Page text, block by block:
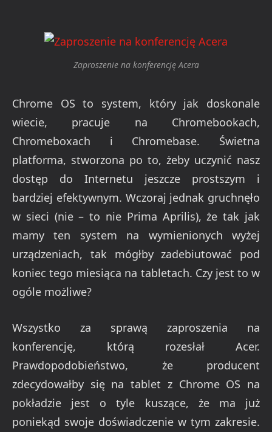
Zaproszenie na konferencję Acera
Chrome OS to system, który jak doskonale
wiecie, pracuje na Chromebookach,
Chromeboxach i Chromebase. Świetna
platforma, stworzona po to, żeby uczynić nasz
dostęp do Internetu jeszcze prostszym i
bardziej efektywnym. Wczoraj jednak gruchnęło
w sieci (nie – to nie Prima Aprilis), że tak jak
mamy ten system na wymienionych wyżej
urządzeniach, tak mógłby zadebiutować pod
koniec tego miesiąca na tabletach. Czy jest to w
ogóle możliwe?
Wszystko za sprawą zaproszenia na
konferencję, którą rozesłał Acer.
Prawdopodobieństwo, że producent
zdecydowałby się na tablet z Chrome OS na
pokładzie jest o tyle kuszące, że ma już
poniekąd swoje doświadczenie w tym zakresie.